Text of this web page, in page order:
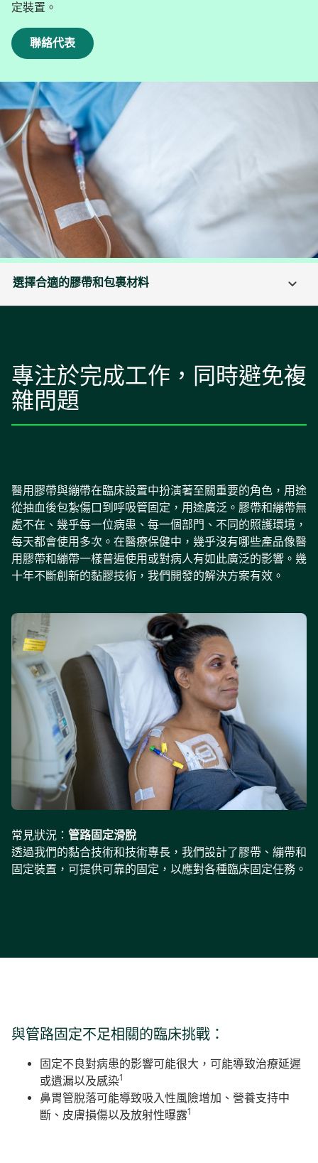
定裝置。
聯絡代表
選擇合適的膠帶和包裹材料
專注於完成工作，同時避免複
雜問題
醫用膠帶與繃帶在臨床設置中扮演著至關重要的角色，用途
從抽血後包紮傷口到呼吸管固定，用途廣泛。膠帶和繃帶無
處不在、幾乎每一位病患、每一個部門、不同的照護環境，
每天都會使用多次。在醫療保健中，幾乎沒有哪些產品像醫
用膠帶和繃帶一樣普遍使用或對病人有如此廣泛的影響。幾
十年不斷創新的黏膠技術，我們開發的解決方案有效。
常見狀況： 管路固定滑脫
透過我們的黏合技術和技術專長，我們設計了膠帶、繃帶和
固定裝置，可提供可靠的固定，以應對各種臨床固定任務。
與管路固定不足相關的臨床挑戰：
固定不良對病患的影響可能很大，可能導致治療延遲
或遺漏以及感染1
鼻胃管脫落可能導致吸入性風險增加、營養支持中
斷、皮膚損傷以及放射性曝露1